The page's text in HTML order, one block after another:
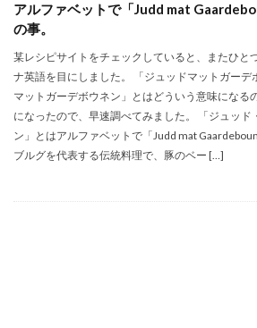
アルファベットで「Judd mat
の事。
某レシピサイトをチェックしていると、またひと
ナ英語を目にしました。 「ジュッドマットガーデ
マットガーデボウネン」とはどういう意味になる
になったので、早速調べてみました。 「ジュッド
ン」とはアルファベットで「Judd mat
ブルグを代表する伝統料理で、豚のベー […]